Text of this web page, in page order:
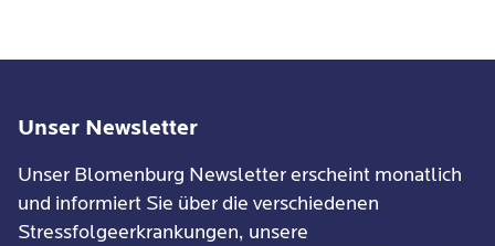
Unser Newsletter
Unser Blomenburg Newsletter erscheint monatlich
und informiert Sie über die verschiedenen
Stressfolgeerkrankungen, unsere